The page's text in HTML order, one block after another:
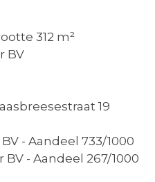
312 m²
BV
19
- Aandeel 733/1000
- Aandeel 267/1000